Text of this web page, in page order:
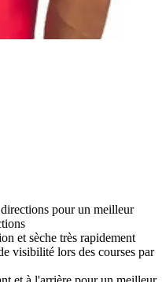
pour un meilleur
et sèche très rapidement
visibilité lors des courses par